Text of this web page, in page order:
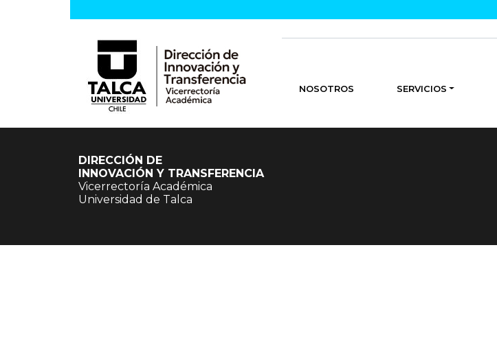
NOSOTROS SERVICIOS
DIRECCIÓN DE
INNOVACIÓN Y TRANSFERENCIA
Vicerrectoría Académica
Universidad de Talca